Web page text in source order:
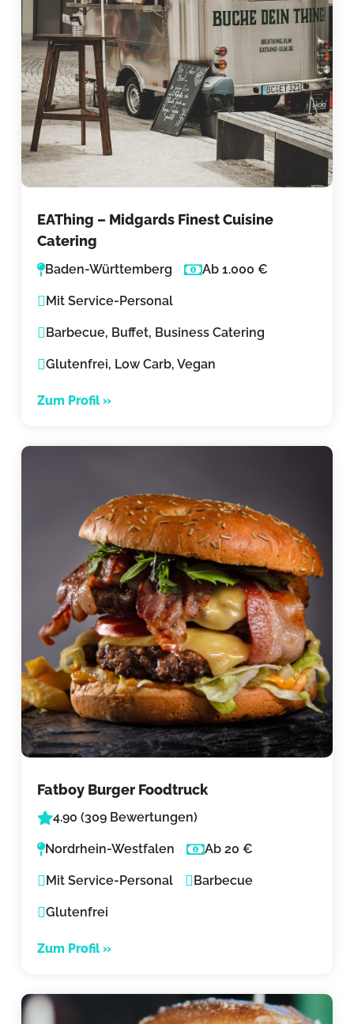
EAThing – Midgards Finest Cuisine
Catering
Baden-Württemberg Ab 1.000 €
Mit Service-Personal
Barbecue, Buffet, Business Catering
Glutenfrei, Low Carb, Vegan
Zum Profil »
Fatboy Burger Foodtruck
4.90 (309 Bewertungen)
Nordrhein-Westfalen Ab 20 €
Mit Service-Personal Barbecue
Glutenfrei
Zum Profil »